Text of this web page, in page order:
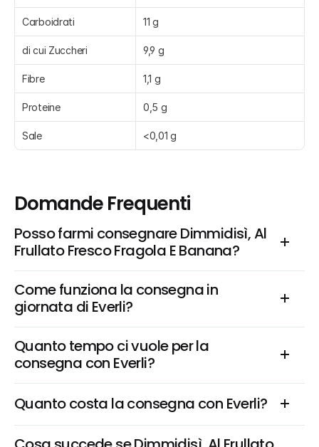
Carboidrati 11 g
di cui Zuccheri 9,9 g
Fibre 1,1 g
Proteine 0,5 g
Sale <0,01 g
Domande Frequenti
Posso farmi consegnare Dimmidisì, Al
Frullato Fresco Fragola E Banana?
Come funziona la consegna in
giornata di Everli?
Quanto tempo ci vuole per la
consegna con Everli?
Quanto costa la consegna con Everli?